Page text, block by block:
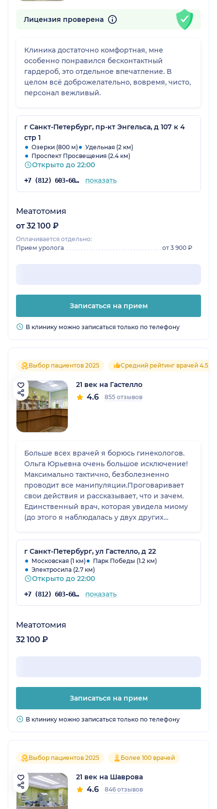
Лицензия проверена
Клиника достаточно комфортная, мне
особенно понравился бесконтактный
гардероб, это отдельное впечатление. В
целом всё доброжелательно, вовремя, чисто,
персонал вежливый.
г Санкт-Петербург, пр-кт Энгельса, д 107 к 4
стр 1
Озерки (800 м)
Удельная (2 км)
Проспект Просвещения (2.4 км)
Открыто до 22:00
+7 (812) 603-60-42 показать
Меатотомия
от 32 100 ₽
Оплачивается отдельно:
Прием уролога
от 3 900 ₽
Записаться на прием
В клинику можно записаться только по телефону
Выбор пациентов 2025 Средний рейтинг врачей 4.5
21 век на Гастелло
4.6 855 отзывов
Больше всех врачей я борюсь гинекологов.
Ольга Юрьевна очень большое исключение!
Максимально тактично, безболезненно
проводит все манипуляции.Проговаривает
свои действия и рассказывает, что и зачем.
Единственный врач, которая увидела миому
(до этого я наблюдалась у двух других
Провели лечение, перед планированием
беременности. В беременность не было
никаких проблем. Однозначно я еще
вернусь!
г Санкт-Петербург, ул Гастелло, д 22
Московская (1 км)
Парк Победы (1.2 км)
Электросила (2.7 км)
Открыто до 22:00
+7 (812) 603-60-42 показать
Меатотомия
32 100 ₽
Записаться на прием
В клинику можно записаться только по телефону
Выбор пациентов 2025 Более 100 врачей
21 век на Шаврова
4.6 846 отзывов